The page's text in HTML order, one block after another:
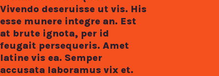
Vivendo deseruisse ut vis. His
esse munere integre an. Est
at brute ignota, per id
feugait persequeris. Amet
latine vis ea. Semper
accusata laboramus vix et.